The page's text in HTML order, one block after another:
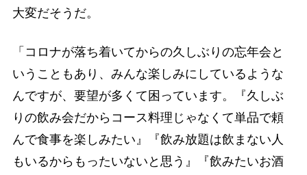
大変だそうだ。
「コロナが落ち着いてからの久しぶりの忘年会と
いうこともあり、みんな楽しみにしているような
んですが、要望が多くて困っています。『久しぶ
りの飲み会だからコース料理じゃなくて単品で頼
んで食事を楽しみたい』『飲み放題は飲まない人
もいるからもったいないと思う』『飲みたいお酒